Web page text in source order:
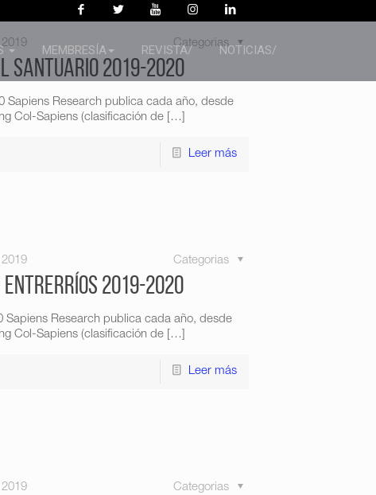
MEMBRESÍA REVISTA/ NOTICIAS/
Categorias
Santuario 2019-2020
Sapiens Research publica cada año, desde
Col-Sapiens (clasificación de[…]
Leer más
Categorias
Entrerríos 2019-2020
Sapiens Research publica cada año, desde
Col-Sapiens (clasificación de[…]
Leer más
Categorias